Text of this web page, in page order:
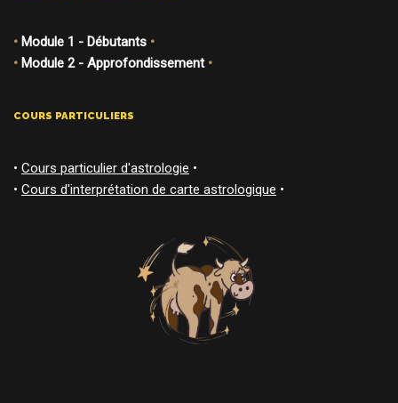
• Module 1 - Débutants •
• Module 2 - Approfondissement•
COURS PARTICULIERS
• Cours particulier d'astrologie •
• Cours d'interprétation de carte astrologique •